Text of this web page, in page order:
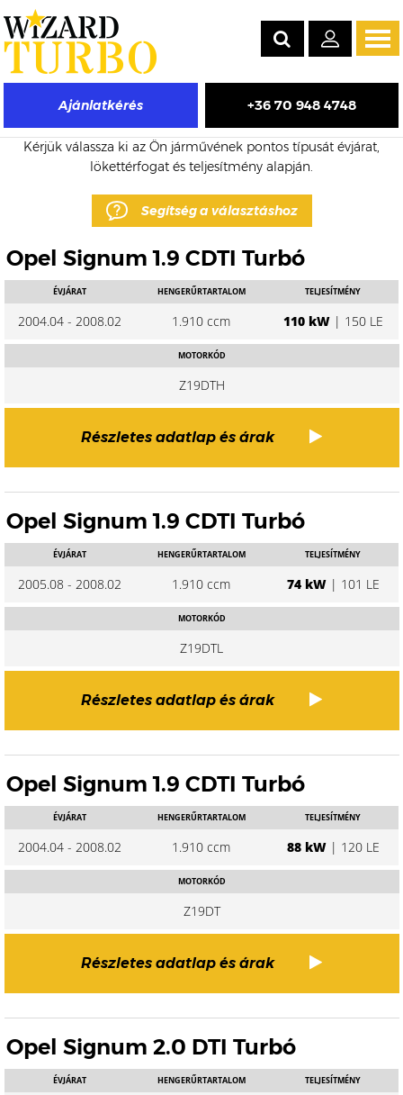
Ajánlatkérés +36 70 948 4748
Opel Signum eladó turbó árak
Kérjük válassza ki az Ön járművének pontos típusát évjárat,
lökettérfogat és teljesítmény alapján.
Segítség a választáshoz
Opel Signum 1.9 CDTI Turbó
ÉVJÁRAT
2004.04 - 2008.02
HENGERŰRTARTALOM
1.910 ccm
TELJESÍTMÉNY
110 kW| 150 LE
MOTORKÓD
Z19DTH
Részletes adatlap és árak
Opel Signum 1.9 CDTI Turbó
ÉVJÁRAT
2005.08 - 2008.02
HENGERŰRTARTALOM
1.910 ccm
TELJESÍTMÉNY
74 kW| 101 LE
MOTORKÓD
Z19DTL
Részletes adatlap és árak
Opel Signum 1.9 CDTI Turbó
ÉVJÁRAT
2004.04 - 2008.02
HENGERŰRTARTALOM
1.910 ccm
TELJESÍTMÉNY
88 kW| 120 LE
MOTORKÓD
Z19DT
Részletes adatlap és árak
Opel Signum 2.0 DTI Turbó
ÉVJÁRAT HENGERŰRTARTALOM TELJESÍTMÉNY